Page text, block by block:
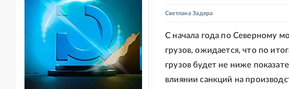
Светлана Задера
С начала года по Северному
грузов, ожидается, что по
грузов будет не ниже
влиянии санкций на